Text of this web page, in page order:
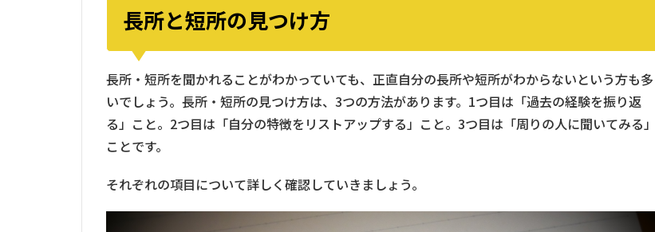
長所と短所の見つけ方
長所・短所を聞かれることがわかっていても、正直自分の長所や短所がわからないという方も多
いでしょう。長所・短所の見つけ方は、3つの方法があります。1つ目は「過去の経験を振り返
る」こと。2つ目は「自分の特徴をリストアップする」こと。3つ目は「周りの人に聞いてみる」
ことです。
それぞれの項目について詳しく確認していきましょう。